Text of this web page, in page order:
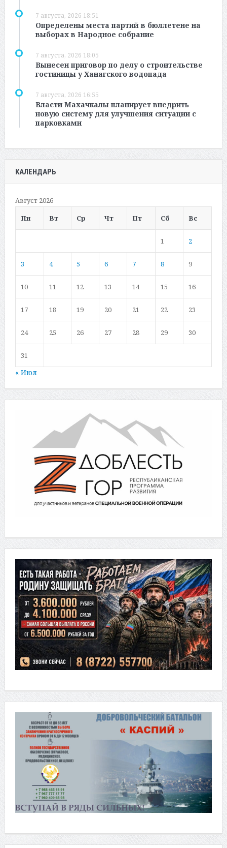
7 августа, 2026 18:51
Определены места партий в бюллетене на
выборах в Народное собрание
7 августа, 2026 18:05
Вынесен приговор по делу о строительстве
гостиницы у Ханагского водопада
7 августа, 2026 16:55
Власти Махачкалы планирует внедрить
новую систему для улучшения ситуации с
парковками
КАЛЕНДАРЬ
Август 2026
Пн
Вт Ср Чт Пт Сб Вс
1 2
3 4 5 6 7 8 9
10 11 12 13 14 15 16
17 18 19 20 21 22 23
24 25 26 27 28 29 30
31
« Июл